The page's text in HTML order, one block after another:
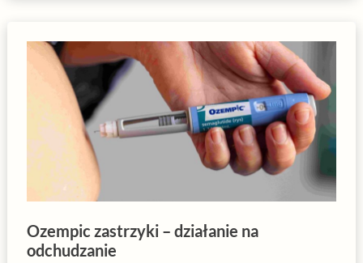
Ozempic zastrzyki – działanie na
odchudzanie